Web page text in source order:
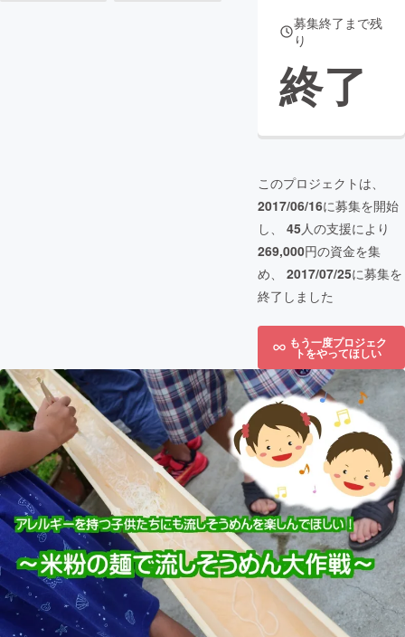
募集終了まで残
り
終了
このプロジェクトは、
2017/06/16に募集を開始
し、 45人の支援により
269,000円の資金を集
め、 2017/07/25に募集を
終了しました
もう一度プロジェク
トをやってほしい